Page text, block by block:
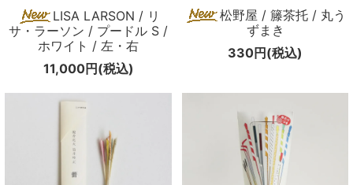
LISA LARSON / リ
サ・ラーソン / プードル S /
ホワイト / 左・右
11,000円(税込)
松野屋 / 籐茶托 / 丸う
ずまき
330円(税込)